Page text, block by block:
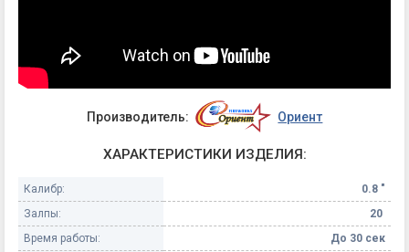
Производитель: Ориент
ХАРАКТЕРИСТИКИ ИЗДЕЛИЯ:
Калибр:
0.8 "
Залпы:
20
Время работы:
До 30 сек